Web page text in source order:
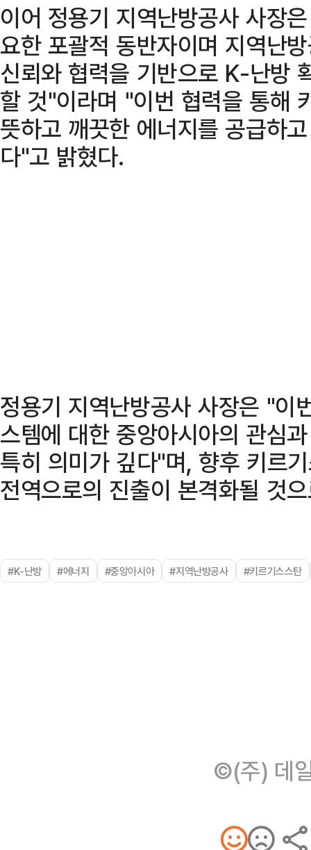
이어 정용기 지역난방공사 사장
요한 포괄적 동반자이며 지역난
신뢰와 협력을 기반으로 K-난방
할 것"이라며 "이번 협력을 통해
뜻하고 깨끗한 에너지를 공급하
다"고 밝혔다.
정용기 지역난방공사 사장은 "이
스템에 대한 중앙아시아의 관심
특히 의미가 깊다"며, 향후 키르
전역으로의 진출이 본격화될 것
#K-난방 #에너지 #중앙아시아 #지역난방공사 #키르기스스탄
©(주) 데